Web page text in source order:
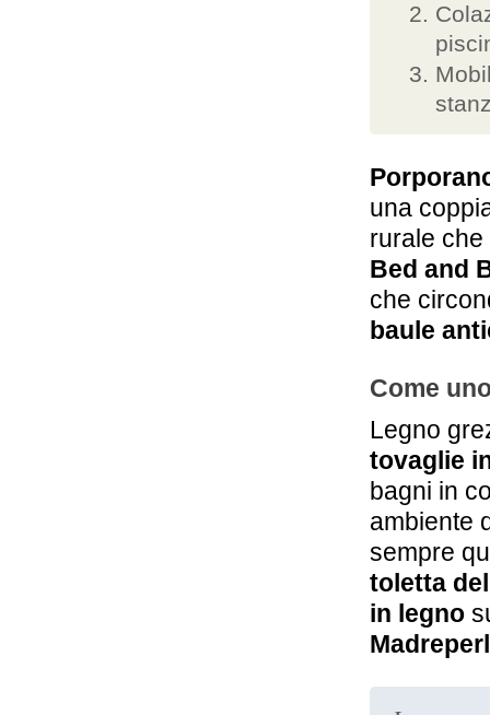
una
rurale
Bed and
che
baule
Come
Legno
tovaglie
bagni in
ambiente
sempre
toletta
in legno